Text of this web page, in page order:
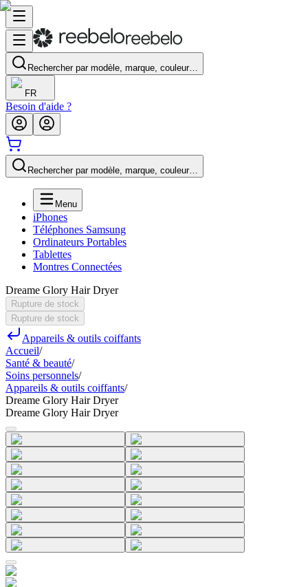
Rechercher par modèle, marque, couleur…
FR
Besoin d'aide ?
Rechercher par modèle, marque, couleur…
Menu
iPhones
Téléphones Samsung
Ordinateurs Portables
Tablettes
Montres Connectées
Dreame Glory Hair Dryer
Rupture de stock
Rupture de stock
Appareils & outils coiffants
Accueil/
Santé & beauté/
Soins personnels/
Appareils & outils coiffants/
Dreame Glory Hair Dryer
Dreame Glory Hair Dryer